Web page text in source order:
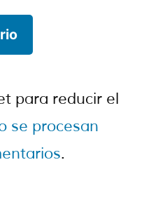
para reducir el
se procesan
.